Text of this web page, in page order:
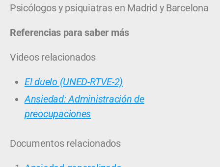
Psicólogos y psiquiatras en Madrid y Barcelona
Referencias para saber más
Videos relacionados
El duelo (UNED-RTVE-2)
Ansiedad: Administración de
preocupaciones
Documentos relacionados